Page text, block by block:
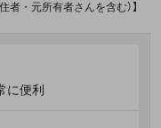
者・元所有者さんを含む）】
に便利